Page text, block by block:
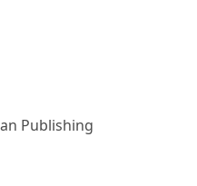
Publishing